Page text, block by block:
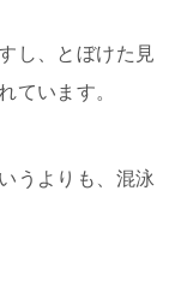
し、とぼけた見
ています。
うよりも、混泳